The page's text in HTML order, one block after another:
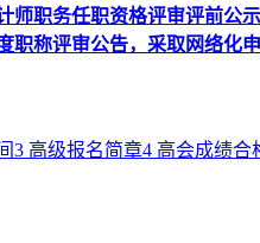
师职务任职资格评审评前公
职称评审公告，采取网络化
3 高级报名简章4 高会成绩合